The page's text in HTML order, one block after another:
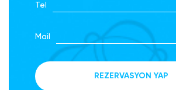
SAYGON
Kahvaltının ardından panoramik
turumuzu gerçekleştiriyoruz.
Opera Binası, Tarihi Posta Binası
Dame Katedrali ve Ben Thanh
edeceğiz. Öğle yemeğinin
Tel
Mail